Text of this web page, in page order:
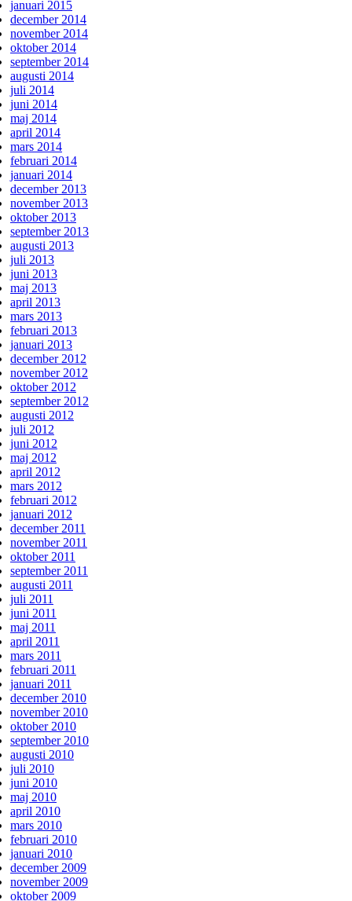
januari 2015
december 2014
november 2014
oktober 2014
september 2014
augusti 2014
juli 2014
juni 2014
maj 2014
april 2014
mars 2014
februari 2014
januari 2014
december 2013
november 2013
oktober 2013
september 2013
augusti 2013
juli 2013
juni 2013
maj 2013
april 2013
mars 2013
februari 2013
januari 2013
december 2012
november 2012
oktober 2012
september 2012
augusti 2012
juli 2012
juni 2012
maj 2012
april 2012
mars 2012
februari 2012
januari 2012
december 2011
november 2011
oktober 2011
september 2011
augusti 2011
juli 2011
juni 2011
maj 2011
april 2011
mars 2011
februari 2011
januari 2011
december 2010
november 2010
oktober 2010
september 2010
augusti 2010
juli 2010
juni 2010
maj 2010
april 2010
mars 2010
februari 2010
januari 2010
december 2009
november 2009
oktober 2009